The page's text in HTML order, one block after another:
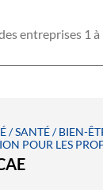
entreprises 1
/ SANTÉ / BIEN-
POUR LES